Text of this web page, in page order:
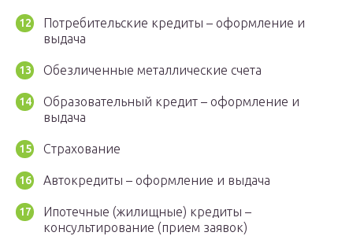
Потребительские кредиты – оформление и
выдача
Обезличенные металлические счета
Образовательный кредит – оформление и
выдача
Страхование
Автокредиты – оформление и выдача
Ипотечные (жилищные) кредиты –
консультирование (прием заявок)